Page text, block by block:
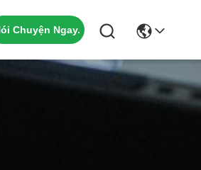
Chuyện Ngay.